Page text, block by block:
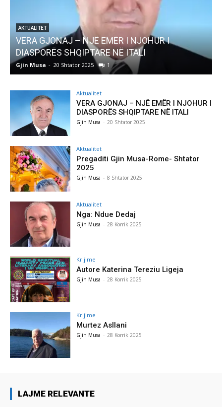
– NJË EMËR I NJOHUR I
SHQIPTARE NË ITALI
Shtator 2025 1
AKTUALITET
Pregaditi Gjin
Aktualitet
VERA GJONAJ – NJË EMËR I NJOHUR I
DIASPORËS SHQIPTARE NË ITALI
Gjin Musa - 20 Shtator 2025
Aktualitet
Pregaditi Gjin Musa-Rome- Shtator
2025
Gjin Musa - 8 Shtator 2025
Aktualitet
Nga: Ndue Dedaj
Gjin Musa - 28 Korrik 2025
Krijime
Autore Katerina Tereziu Ligeja
Gjin Musa - 28 Korrik 2025
Krijime
Murtez Asllani
Gjin Musa - 28 Korrik 2025
LAJME RELEVANTE